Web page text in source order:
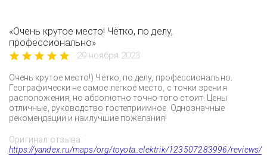
«Очень крутое место! Чётко, по делу,
профессионально»
29 ноября 2023
Очень крутое место!) Чётко, по делу, профессионально.
Географически не самое лёгкое место, с точки зрения
расположения, но абсолютно точно того стоит. Цены
отличные, руководство гостеприимное. Однозначные
рекомендации и наилучшие пожелания!
Оригинал отзыва:
https://yandex.ru/maps/org/toyota_elektrik/123507283996/reviews/